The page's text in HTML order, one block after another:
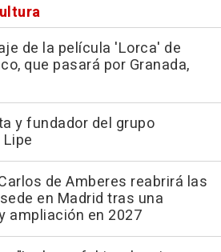
de la película 'Lorca' de
que pasará por Granada,
y fundador del grupo
de Amberes reabrirá las
en Madrid tras una
ampliación en 2027